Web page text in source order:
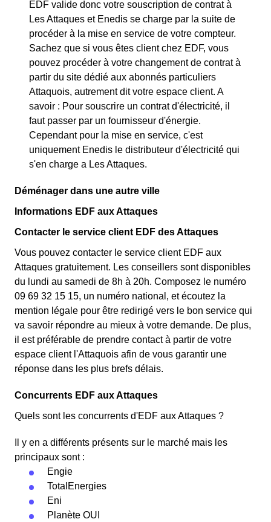
EDF valide donc votre souscription de contrat à
Les Attaques et Enedis se charge par la suite de
procéder à la mise en service de votre compteur.
Sachez que si vous êtes client chez EDF, vous
pouvez procéder à votre changement de contrat à
partir du site dédié aux abonnés particuliers
Attaquois, autrement dit votre espace client. A
savoir : Pour souscrire un contrat d'électricité, il
faut passer par un fournisseur d'énergie.
Cependant pour la mise en service, c'est
uniquement Enedis le distributeur d'électricité qui
s'en charge a Les Attaques.
Déménager dans une autre ville
Informations EDF aux Attaques
Contacter le service client EDF des Attaques
Vous pouvez contacter le service client EDF aux
Attaques gratuitement. Les conseillers sont disponibles
du lundi au samedi de 8h à 20h. Composez le numéro
09 69 32 15 15, un numéro national, et écoutez la
mention légale pour être redirigé vers le bon service qui
va savoir répondre au mieux à votre demande. De plus,
il est préférable de prendre contact à partir de votre
espace client l'Attaquois afin de vous garantir une
réponse dans les plus brefs délais.
Concurrents EDF aux Attaques
Quels sont les concurrents d'EDF aux Attaques ?
Il y en a différents présents sur le marché mais les
principaux sont :
Engie
TotalEnergies
Eni
Planète OUI